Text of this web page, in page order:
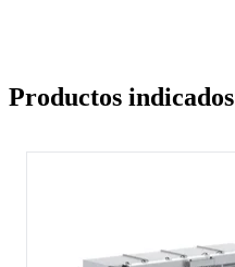
Productos indicados